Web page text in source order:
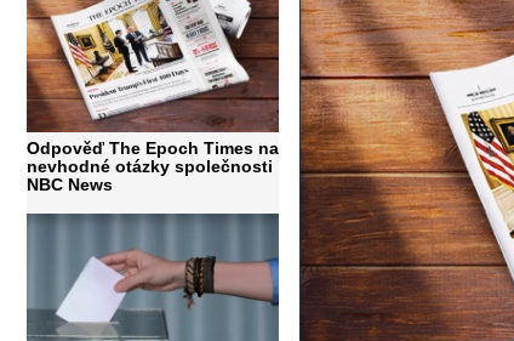
Odpověď The Epoch Times na
nevhodné otázky společnosti
NBC News